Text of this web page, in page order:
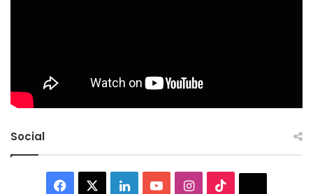
Social
Facebook LinkedInYouTubeInstagram